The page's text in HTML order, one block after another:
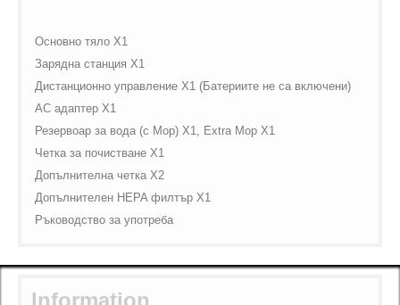
Основно тяло X1
Зарядна станция X1
Дистанционно управление X1 (Батериите не са включени)
AC адаптер X1
Резервоар за вода (с Mop) X1, Extra Mop X1
Четка за почистване X1
Допълнителна четка X2
Допълнителен HEPA филтър X1
Ръководство за употреба
Information